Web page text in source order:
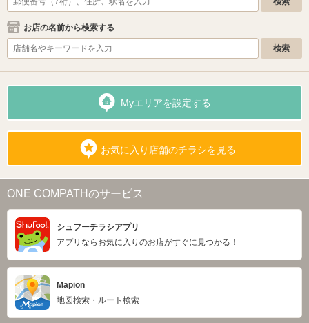
お店の名前から検索する
Myエリアを設定する
お気に入り店舗のチラシを見る
ONE COMPATHのサービス
シュフーチラシアプリ
アプリならお気に入りのお店がすぐに見つかる！
Mapion
地図検索・ルート検索